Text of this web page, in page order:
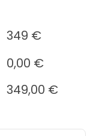
349 €
0,00 €
349,00 €